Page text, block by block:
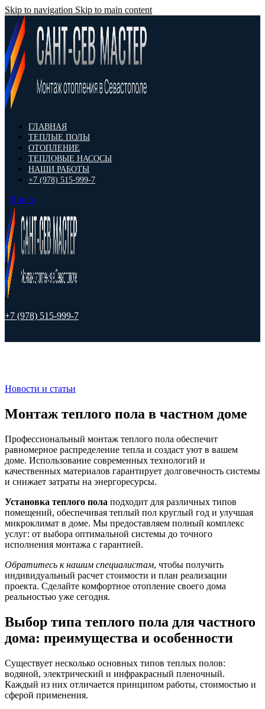
Skip to navigation Skip to main content
ГЛАВНАЯ
ТЕПЛЫЕ ПОЛЫ
ОТОПЛЕНИЕ
ТЕПЛОВЫЕ НАСОСЫ
НАШИ РАБОТЫ
+7 (978) 515-999-7
Поиск
+7 (978) 515-999-7
Новости и статьи
Монтаж теплого пола в частном доме
Профессиональный монтаж теплого пола обеспечит
равномерное распределение тепла и создаст уют в вашем
доме. Использование современных технологий и
качественных материалов гарантирует долговечность системы
и снижает затраты на энергоресурсы.
Установка теплого пола подходит для различных типов
помещений, обеспечивая теплый пол круглый год и улучшая
микроклимат в доме. Мы предоставляем полный комплекс
услуг: от выбора оптимальной системы до точного
исполнения монтажа с гарантией.
Обратитесь к нашим специалистам, чтобы получить
индивидуальный расчет стоимости и план реализации
проекта. Сделайте комфортное отопление своего дома
реальностью уже сегодня.
Выбор типа теплого пола для частного
дома: преимущества и особенности
Существует несколько основных типов теплых полов:
водяной, электрический и инфракрасный пленочный.
Каждый из них отличается принципом работы, стоимостью и
сферой применения.